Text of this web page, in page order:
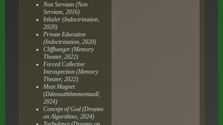
Non Serviam (Non
Serviam, 2016)
Inhaler (Indoctrination,
2020)
Private Education
(Indoctrination, 2020)
Cliffhanger (Memory
Theater, 2022)
Forced Collective
Introspection (Memory
Theater, 2022)
Meat Magnet
(Ddeeaatthhmmeettaall,
2024)
Concept of God (Dreams
on Algorithms, 2024)